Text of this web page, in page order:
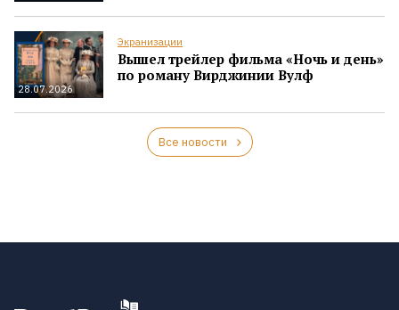
28.07.2026
Экранизации
Вышел трейлер фильма «Ночь и день»
по роману Вирджинии Вулф
Все новости